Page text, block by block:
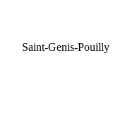
Saint-Genis-Pouilly